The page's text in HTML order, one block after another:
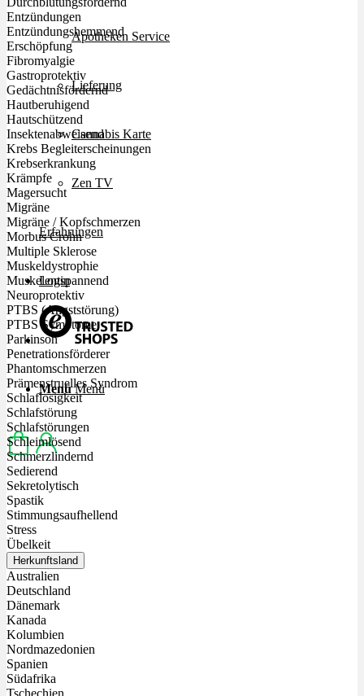
Apotheken Service
Lieferung
Cannabis Karte
Zen TV
Erfahrungen
Login
Menü Menü
Entzündungen
Entzündungshemmend
Erschöpfung
Fibromyalgie
Gastroprotektiv
Gedächtnisfördernd
Hautberuhigend
Hautschützend
Insektenabweisend
Krebs Begleiterscheinungen
Krebserkrankung
Krämpfe
Magersucht
Migräne
Migräne / Kopfschmerzen
Morbus Crohn
Multiple Sklerose
Muskeldystrophie
Muskelentspannend
Neuroprotektiv
PTBS (Angststörung)
PTBS Symptome
Parkinson
Penetrationsförderer
Phantomschmerzen
Prämenstruelles Syndrom
Schlaflosigkeit
Schlafstörung
Schlafstörungen
Schleimlösend
Schmerzlindernd
Sedierend
Sekretolytisch
Spastik
Stimmungsaufhellend
Stress
Übelkeit
Herkunftsland
Australien
Deutschland
Dänemark
Kanada
Kolumbien
Nordmazedonien
Spanien
Südafrika